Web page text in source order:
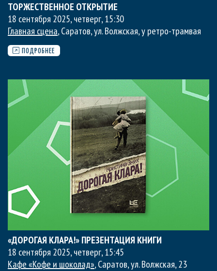
ТОРЖЕСТВЕННОЕ ОТКРЫТИЕ
18 сентября 2025, четверг,15:30
Главная сцена, Саратов, ул. Волжская, у ретро-трамвая
ПОДРОБНЕЕ
«ДОРОГАЯ КЛАРА!» ПРЕЗЕНТАЦИЯ КНИГИ
18 сентября 2025, четверг,15:45
Кафе «Кофе и шоколад», Саратов, ул. Волжская, 23